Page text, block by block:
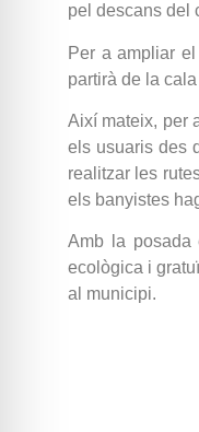
pel descans del
Per a ampliar
partirà de la
Així mateix, per
els usuaris des
realitzar les
els banyistes
Amb la posada
ecològica i
al municipi.